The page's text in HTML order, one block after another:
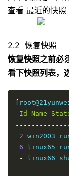
查看 最近的快照
2.2 恢复快照
恢复快照之前必
看下快照列表，
Id
Name
2 win2003
6 linux65
-
linux66